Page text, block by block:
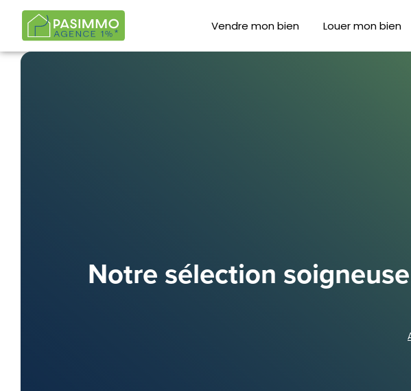
Vendre mon bien Louer mon bien
Notre sélection